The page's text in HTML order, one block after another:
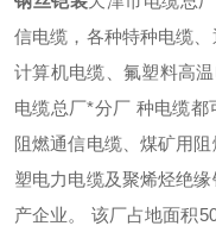
信电缆，各种特种电缆、
计算机电缆、氟塑料高
电缆总厂*分厂 种电缆都
阻燃通信电缆、煤矿用
塑电力电缆及聚烯烃绝
产企业。 该厂占地面积